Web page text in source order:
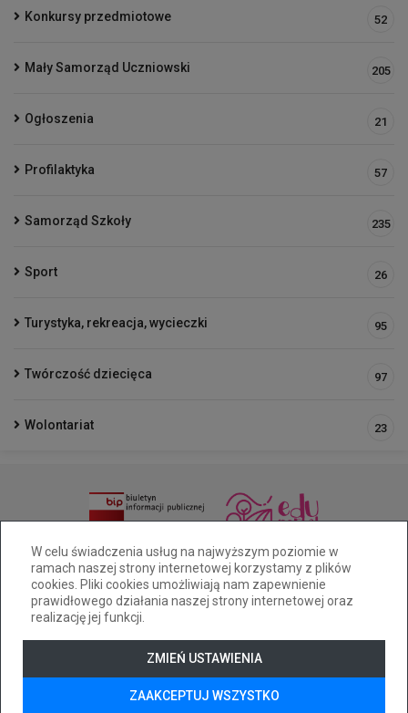
W celu świadczenia usług na najwyższym poziomie w
ramach naszej strony internetowej korzystamy z plików
cookies. Pliki cookies umożliwiają nam zapewnienie
prawidłowego działania naszej strony internetowej oraz
realizację jej funkcji.
ZMIEŃ USTAWIENIA
ZAAKCEPTUJ WSZYSTKO
Konkursy przedmiotowe 52
Mały Samorząd Uczniowski 205
Ogłoszenia 21
Profilaktyka 57
Samorząd Szkoły 235
Sport 26
Turystyka, rekreacja, wycieczki 95
Twórczość dziecięca 97
Wolontariat 23
(33 )81 6-49-65/515-228-461
sp25@cuw.bielsko-biala.pl
Pocztowa 28a Bielsko-Biała
Deklaracja dostępności
Tryb wysokiego kontrastu